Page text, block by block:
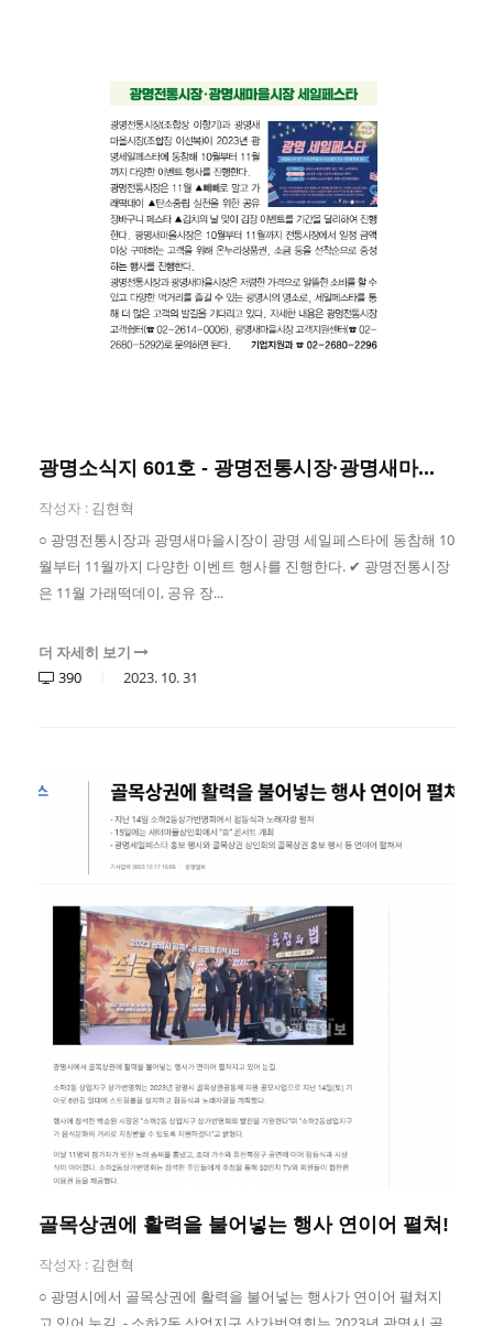
광명소식지 601호 - 광명전통시장·광명새마...
작성자 : 김현혁
○ 광명전통시장과 광명새마을시장이 광명 세일페스타에 동참해 10
월부터 11월까지 다양한 이벤트 행사를 진행한다. ✔ 광명전통시장
은 11월 가래떡데이, 공유 장...
더 자세히 보기
390
2023. 10.31
골목상권에 활력을 불어넣는 행사 연이어 펼쳐!
작성자 : 김현혁
○ 광명시에서 골목상권에 활력을 불어넣는 행사가 연이어 펼쳐지